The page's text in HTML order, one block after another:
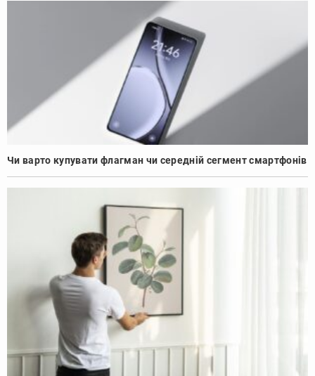
Чи варто купувати флагман чи середній сегмент смартфонів